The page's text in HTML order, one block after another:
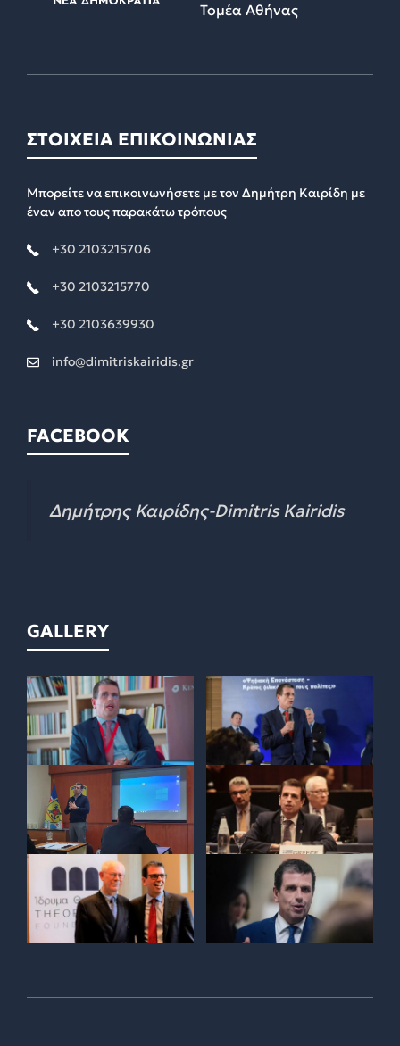
Τομέα Αθήνας
ΣΤΟΙΧΕΙΑ ΕΠΙΚΟΙΝΩΝΙΑΣ
Μπορείτε να επικοινωνήσετε με τον Δημήτρη Καιρίδη με
έναν απο τους παρακάτω τρόπους
+30 2103215706
+30 2103215770
+30 2103639930
info@dimitriskairidis.gr
FACEBOOK
Δημήτρης Καιρίδης-Dimitris Kairidis
GALLERY